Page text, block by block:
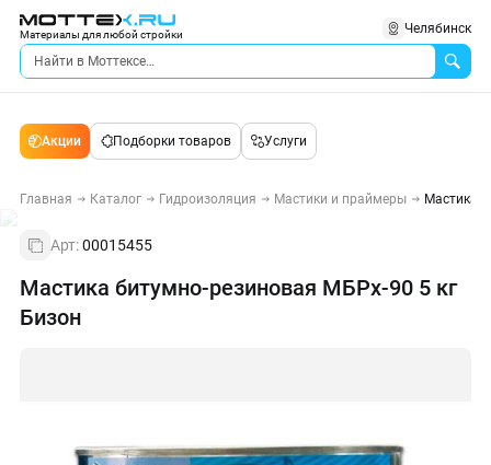
Материалы для любой стройки Челябинск
Акции Подборки товаров Услуги
Главная Каталог Гидроизоляция Мастики и праймеры Мастика
Арт:00015455
Мастика битумно-резиновая МБРх-90 5 кг
Бизон